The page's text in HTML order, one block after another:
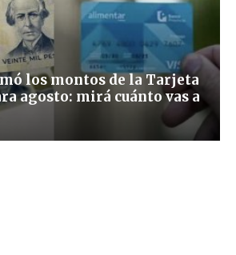
los montos de la Tarjeta
agosto: mirá cuánto vas a